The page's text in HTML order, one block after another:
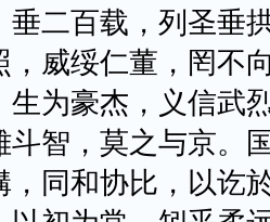
垂二百载，列圣垂
，威绥仁董，罔不
生为豪杰，义信武
斗智，莫之与京。
，同和协比，以讫